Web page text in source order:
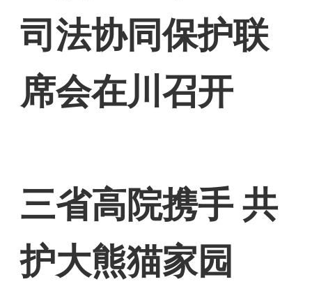
司法协同保护联
席会在川召开
三省高院携手 共
护大熊猫家园